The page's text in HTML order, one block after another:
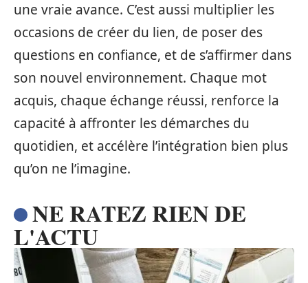
une vraie avance. C’est aussi multiplier les
occasions de créer du lien, de poser des
questions en confiance, et de s’affirmer dans
son nouvel environnement. Chaque mot
acquis, chaque échange réussi, renforce la
capacité à affronter les démarches du
quotidien, et accélère l’intégration bien plus
qu’on ne l’imagine.
NE RATEZ RIEN DE
L'ACTU